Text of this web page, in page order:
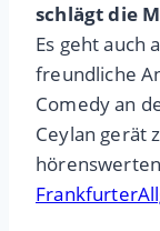
schlägt die
Es geht auch
freundliche
Comedy an
Ceylan gerät